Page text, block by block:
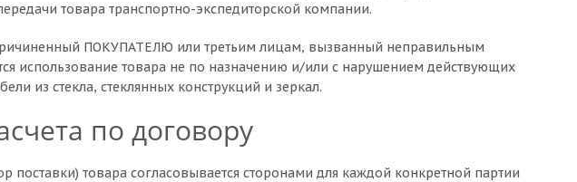
товара транспортно-экспедиторской компании.
ПОКУПАТЕЛЮ или третьим лицам, вызванный неправильным
использование товара не по назначению и/или с нарушением действующих
из стекла, стеклянных конструкций и зеркал.
по договору
товара согласовывается сторонами для каждой конкретной партии